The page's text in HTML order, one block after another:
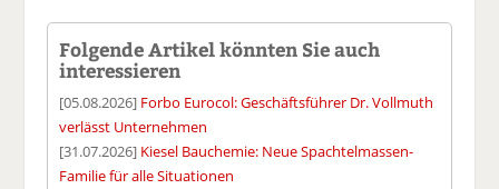
Folgende Artikel könnten Sie auch
interessieren
[05.08.2026] Forbo Eurocol: Geschäftsführer Dr. Vollmuth
verlässt Unternehmen
[31.07.2026] Kiesel Bauchemie: Neue Spachtelmassen-
Familie für alle Situationen